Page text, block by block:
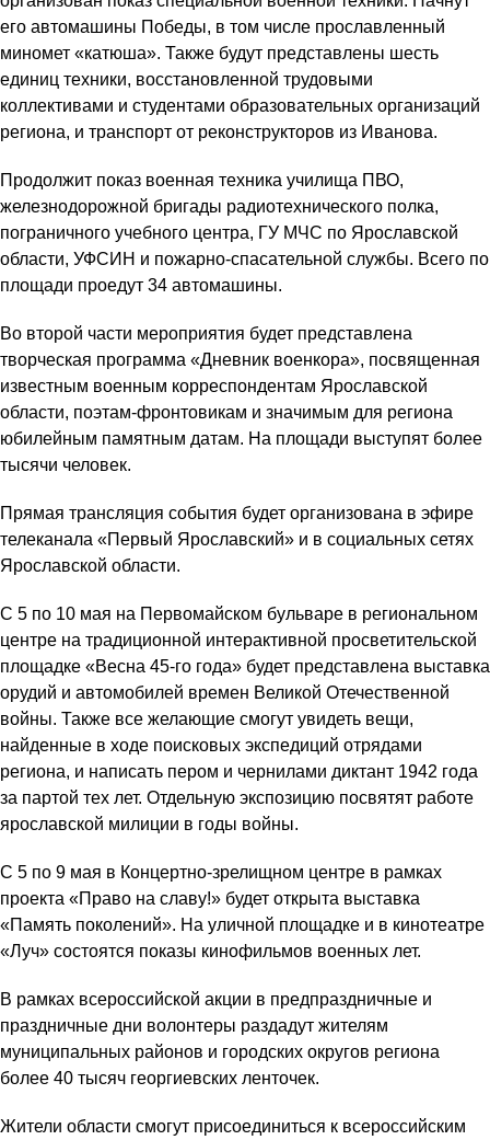
его автомашины Победы, в том числе прославленный
миномет «катюша». Также будут представлены шесть
единиц техники, восстановленной трудовыми
коллективами и студентами образовательных организаций
региона, и транспорт от реконструкторов из Иванова.
Продолжит показ военная техника училища ПВО,
железнодорожной бригады радиотехнического полка,
пограничного учебного центра, ГУ МЧС по Ярославской
области, УФСИН и пожарно-спасательной службы. Всего по
площади проедут 34 автомашины.
Во второй части мероприятия будет представлена
творческая программа «Дневник военкора», посвященная
известным военным корреспондентам Ярославской
области, поэтам-фронтовикам и значимым для региона
юбилейным памятным датам. На площади выступят более
тысячи человек.
Прямая трансляция события будет организована в эфире
телеканала «Первый Ярославский» и в социальных сетях
Ярославской области.
С 5 по 10 мая на Первомайском бульваре в региональном
центре на традиционной интерактивной просветительской
площадке «Весна 45-го года» будет представлена выставка
орудий и автомобилей времен Великой Отечественной
войны. Также все желающие смогут увидеть вещи,
найденные в ходе поисковых экспедиций отрядами
региона, и написать пером и чернилами диктант 1942 года
за партой тех лет. Отдельную экспозицию посвятят работе
ярославской милиции в годы войны.
С 5 по 9 мая в Концертно-зрелищном центре в рамках
проекта «Право на славу!» будет открыта выставка
«Память поколений». На уличной площадке и в кинотеатре
«Луч» состоятся показы кинофильмов военных лет.
В рамках всероссийской акции в предпраздничные и
праздничные дни волонтеры раздадут жителям
муниципальных районов и городских округов региона
более 40 тысяч георгиевских ленточек.
Жители области смогут присоединиться к всероссийским